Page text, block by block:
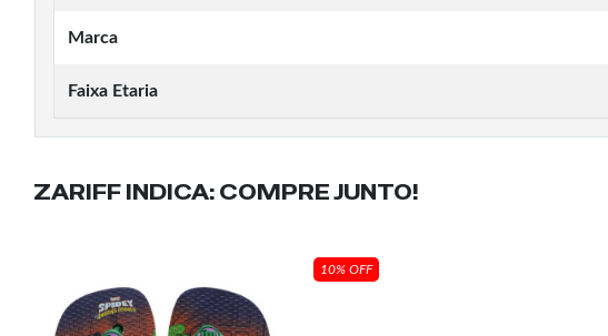
Marca
Faixa Etaria
ZARIFF INDICA: COMPRE JUNTO!
10% OFF